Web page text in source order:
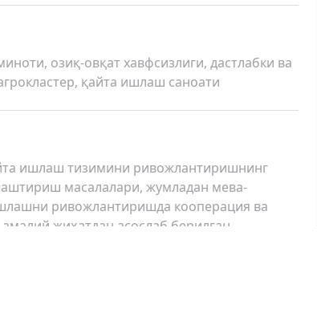
озиқ-овқат хавфсизлиги, дастлабки ва
қайта ишлаш саноати
ишлаш тизимини ривожлантиришнинг
масалалари, жумладан мева-
ривожлантиришда кооперация ва
жиҳатдан асослаб берилган.